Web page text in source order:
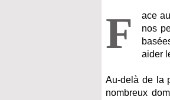
F
ace
nos
aider
Au-delà de la
nombreux